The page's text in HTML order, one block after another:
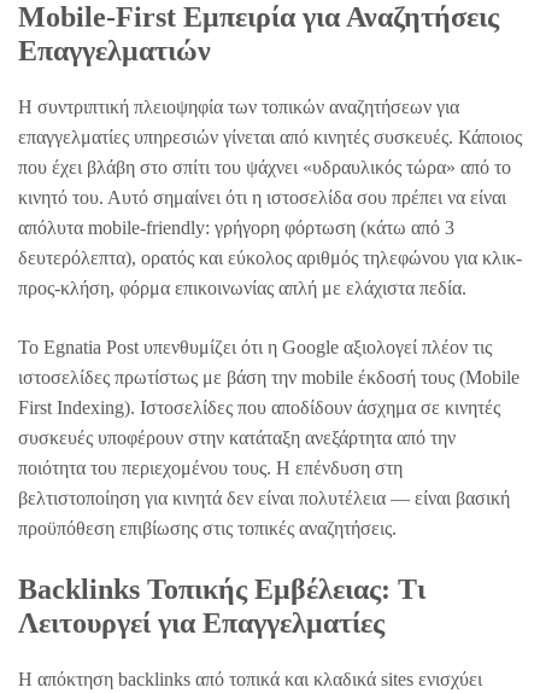
Mobile-First Εμπειρία για Αναζητήσεις
Επαγγελματιών
Η συντριπτική πλειοψηφία των τοπικών αναζητήσεων για
επαγγελματίες υπηρεσιών γίνεται από κινητές συσκευές. Κάποιος
που έχει βλάβη στο σπίτι του ψάχνει «υδραυλικός τώρα» από το
κινητό του. Αυτό σημαίνει ότι η ιστοσελίδα σου πρέπει να είναι
απόλυτα mobile-friendly: γρήγορη φόρτωση (κάτω από 3
δευτερόλεπτα), ορατός και εύκολος αριθμός τηλεφώνου για κλικ-
προς-κλήση, φόρμα επικοινωνίας απλή με ελάχιστα πεδία.
Το Egnatia Post υπενθυμίζει ότι η Google αξιολογεί πλέον τις
ιστοσελίδες πρωτίστως με βάση την mobile έκδοσή τους (Mobile
First Indexing). Ιστοσελίδες που αποδίδουν άσχημα σε κινητές
συσκευές υποφέρουν στην κατάταξη ανεξάρτητα από την
ποιότητα του περιεχομένου τους. Η επένδυση στη
βελτιστοποίηση για κινητά δεν είναι πολυτέλεια — είναι βασική
προϋπόθεση επιβίωσης στις τοπικές αναζητήσεις.
Backlinks Τοπικής Εμβέλειας: Τι
Λειτουργεί για Επαγγελματίες
Η απόκτηση backlinks από τοπικά και κλαδικά sites ενισχύει